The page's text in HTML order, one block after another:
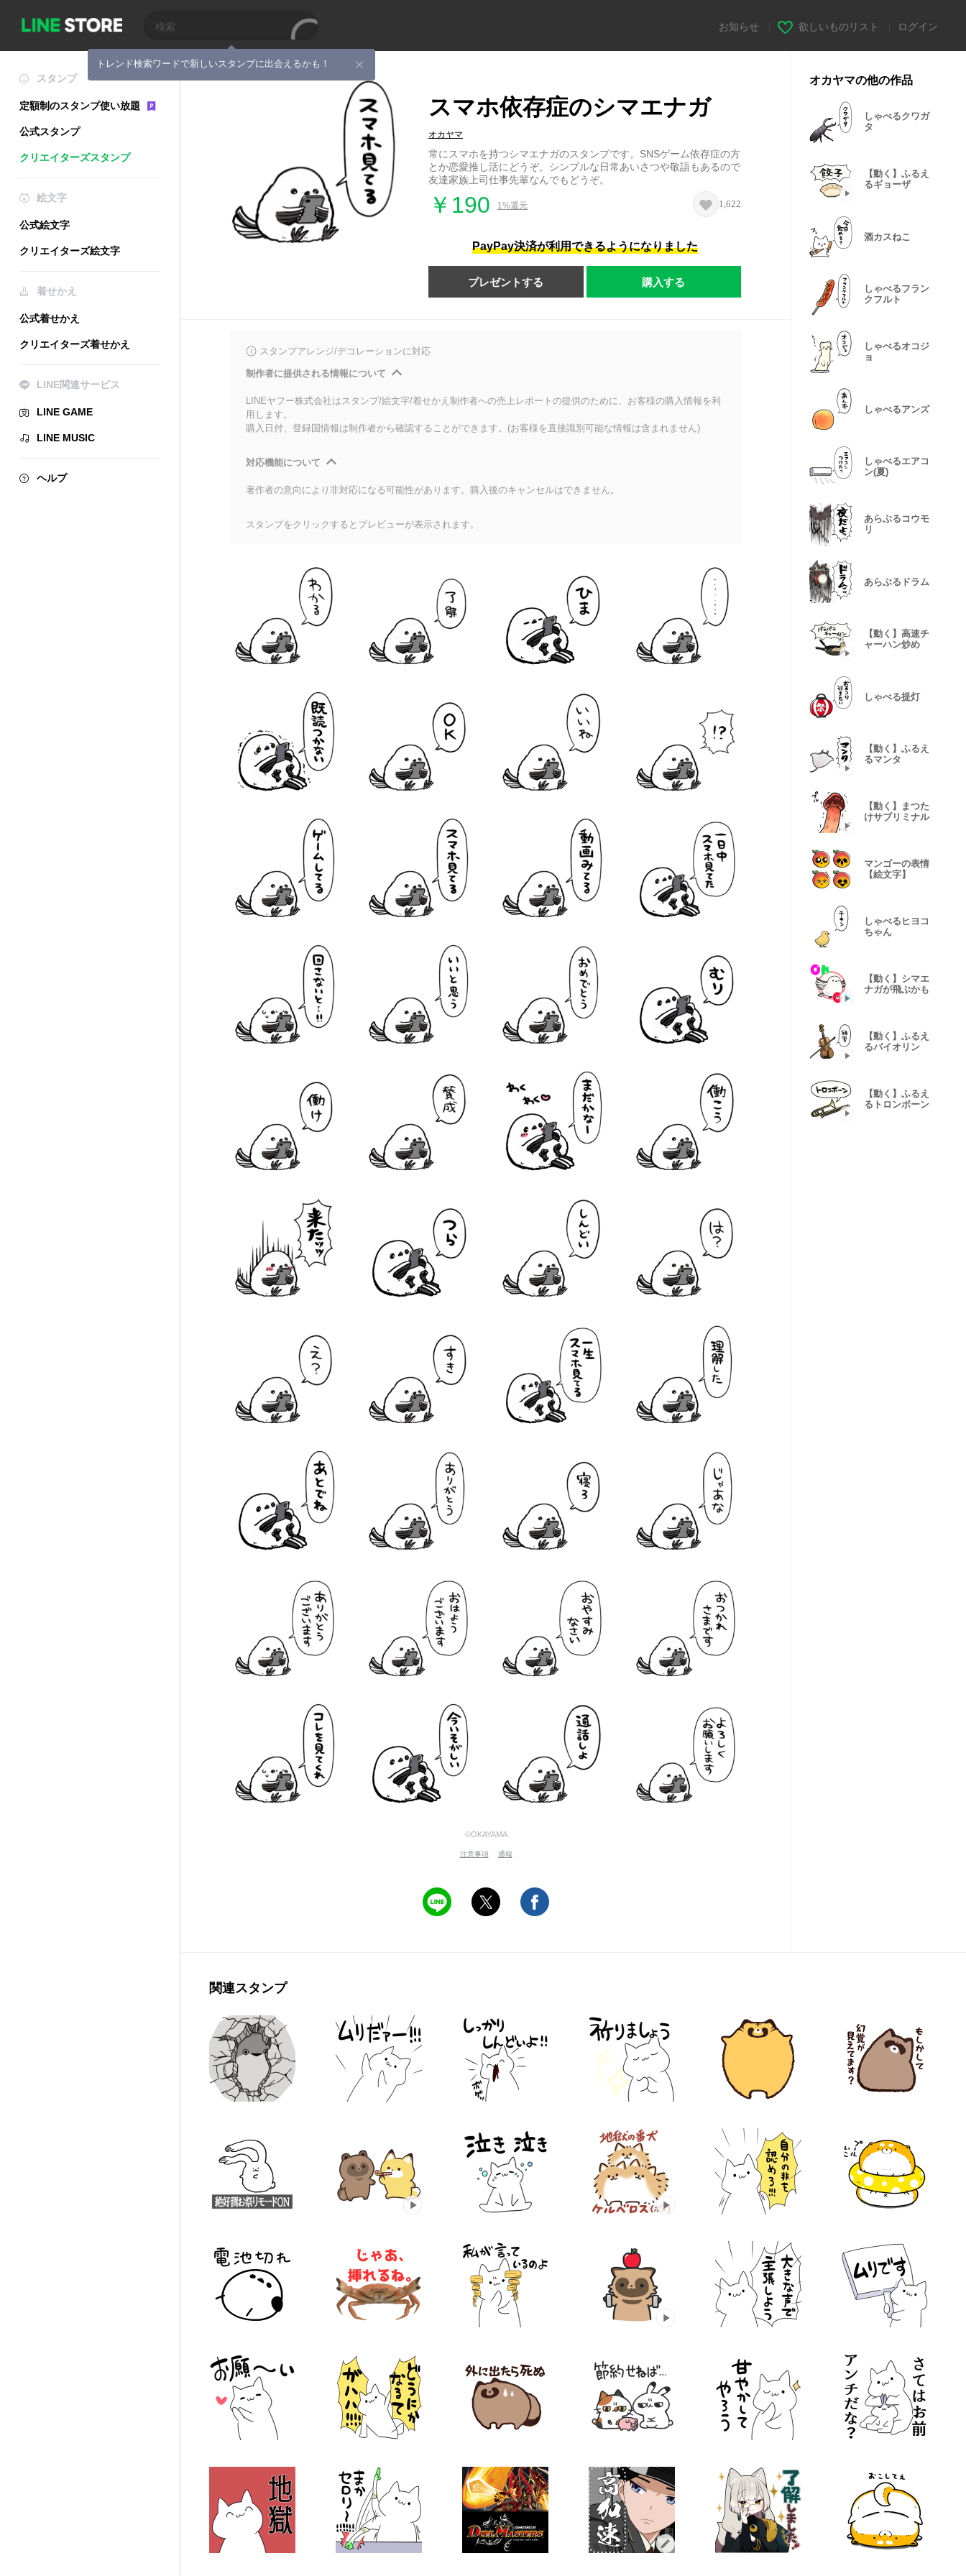
トレンド検索ワードで新しいスタンプに出会えるかも！
お知らせ 欲しいものリスト ログイン
スタンプ
定額制のスタンプ使い放題
公式スタンプ
クリエイターズスタンプ
絵文字
公式絵文字
クリエイターズ絵文字
着せかえ
公式着せかえ
クリエイターズ着せかえ
LINE関連サービス
LINE GAME
LINE MUSIC
ヘルプ
スマホ依存症のシマエナガ
オカヤマ
常にスマホを持つシマエナガのスタンプです。SNSゲーム依存症の方
とか恋愛推し活にどうぞ。シンプルな日常あいさつや敬語もあるので
友達家族上司仕事先輩なんでもどうぞ。
￥190 1%還元 1,622
PayPay決済が利用できるようになりました
プレゼントする 購入する
スタンプアレンジ/デコレーションに対応
制作者に提供される情報について
LINEヤフー株式会社はスタンプ/絵文字/着せかえ制作者への売上レポートの提供のために、お客様の購入情報を利
用します。
購入日付、登録国情報は制作者から確認することができます。(お客様を直接識別可能な情報は含まれません)
対応機能について
著作者の意向により非対応になる可能性があります。購入後のキャンセルはできません。
スタンプをクリックするとプレビューが表示されます。
©OKAYAMA
注意事項 通報
オカヤマの他の作品
しゃべるクワガ
タ
【動く】ふるえ
るギョーザ
酒カスねこ
しゃべるフラン
クフルト
しゃべるオコジ
ョ
しゃべるアンズ
しゃべるエアコ
ン(夏)
あらぶるコウモ
リ
あらぶるドラム
【動く】高速チ
ャーハン炒め
しゃべる提灯
【動く】ふるえ
るマンタ
【動く】まつた
けサブリミナル
マンゴーの表情
【絵文字】
しゃべるヒヨコ
ちゃん
【動く】シマエ
ナガが飛ぶかも
【動く】ふるえ
るバイオリン
【動く】ふるえ
るトロンボーン
関連スタンプ